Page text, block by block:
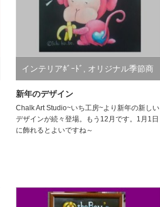
インテリアﾎﾞｰﾄﾞ オリジナル季節商
品,チョークで描く 和の世界
新年のデザイン
Chalk Art Studio~いち工房~より新年の新しい
デザインが続々登場。もう12月です。1月1日
に飾れるとよいですね～